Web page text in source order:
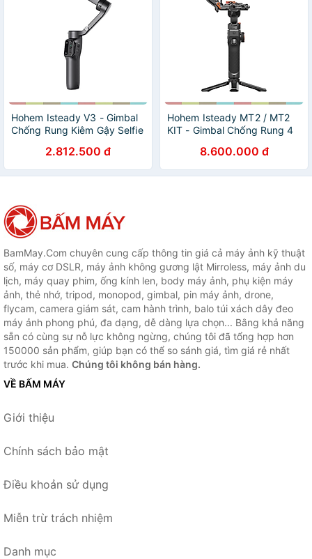
Hohem Isteady V3 - Gimbal
Chống Rung Kiêm Gậy Selfie
AI, Điều Khiển Từ Xa, Tải
Trọng 300g - Hàng chính
hãng
2.812.500 đ
Hohem Isteady MT2 / MT2
KIT - Gimbal Chống Rung 4
Smartphone, Camera Action,
Máy Ảnh Cỡ Nhỏ Và DSLR,
Tích Hợp Cảm Biến AI, Tải
8.600.000 đ
BamMay.Com chuyên cung cấp thông tin giá cả máy ảnh kỹ thuật
số, máy cơ DSLR, máy ảnh không gương lật Mirroless, máy ảnh du
lịch, máy quay phim, ống kính len, body máy ảnh, phụ kiện máy
ảnh, thẻ nhớ, tripod, monopod, gimbal, pin máy ảnh, drone,
flycam, camera giám sát, cam hành trình, balo túi xách dây đeo
máy ảnh phong phú, đa dạng, dễ dàng lựa chọn... Bằng khả năng
sẵn có cùng sự nỗ lực không ngừng, chúng tôi đã tổng hợp hơn
150000 sản phẩm, giúp bạn có thể so sánh giá, tìm giá rẻ nhất
trước khi mua. Chúng tôi không bán hàng.
VỀ BẤM MÁY
Giới thiệu
Chính sách bảo mật
Điều khoản sử dụng
Miễn trừ trách nhiệm
Danh mục